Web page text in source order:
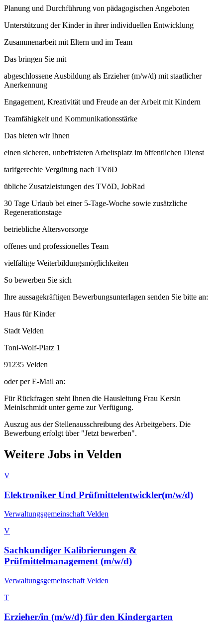
Planung und Durchführung von pädagogischen Angeboten
Unterstützung der Kinder in ihrer individuellen Entwicklung
Zusammenarbeit mit Eltern und im Team
Das bringen Sie mit
abgeschlossene Ausbildung als Erzieher (m/w/d) mit staatlicher
Anerkennung
Engagement, Kreativität und Freude an der Arbeit mit Kindern
Teamfähigkeit und Kommunikationsstärke
Das bieten wir Ihnen
einen sicheren, unbefristeten Arbeitsplatz im öffentlichen Dienst
tarifgerechte Vergütung nach TVöD
übliche Zusatzleistungen des TVöD, JobRad
30 Tage Urlaub bei einer 5-Tage-Woche sowie zusätzliche
Regenerationstage
betriebliche Altersvorsorge
offenes und professionelles Team
vielfältige Weiterbildungsmöglichkeiten
So bewerben Sie sich
Ihre aussagekräftigen Bewerbungsunterlagen senden Sie bitte an:
Haus für Kinder
Stadt Velden
Toni-Wolf-Platz 1
91235 Velden
oder per E-Mail an:
Für Rückfragen steht Ihnen die Hausleitung Frau Kersin
Meinlschmidt unter gerne zur Verfügung.
Auszug aus der Stellenausschreibung des Arbeitgebers. Die
Bewerbung erfolgt über "Jetzt bewerben".
Weitere Jobs in Velden
V
Elektroniker Und Prüfmittelentwickler(m/w/d)
Verwaltungsgemeinschaft Velden
V
Sachkundiger Kalibrierungen &
Prüfmittelmanagement (m/w/d)
Verwaltungsgemeinschaft Velden
T
Erzieher/in (m/w/d) für den Kindergarten